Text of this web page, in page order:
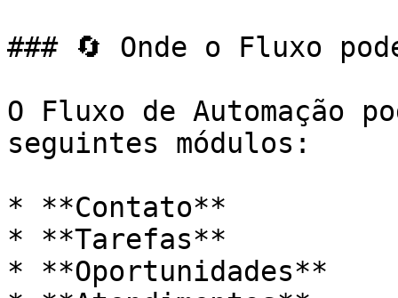
### 🔄 Onde o Fluxo
O Fluxo de Automação
seguintes módulos:
* **Contato**
* **Tarefas**
* **Oportunidades**